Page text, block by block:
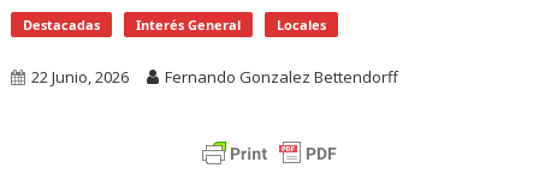
Destacadas Interés General Locales
22 Junio, 2026 Fernando Gonzalez Bettendorff